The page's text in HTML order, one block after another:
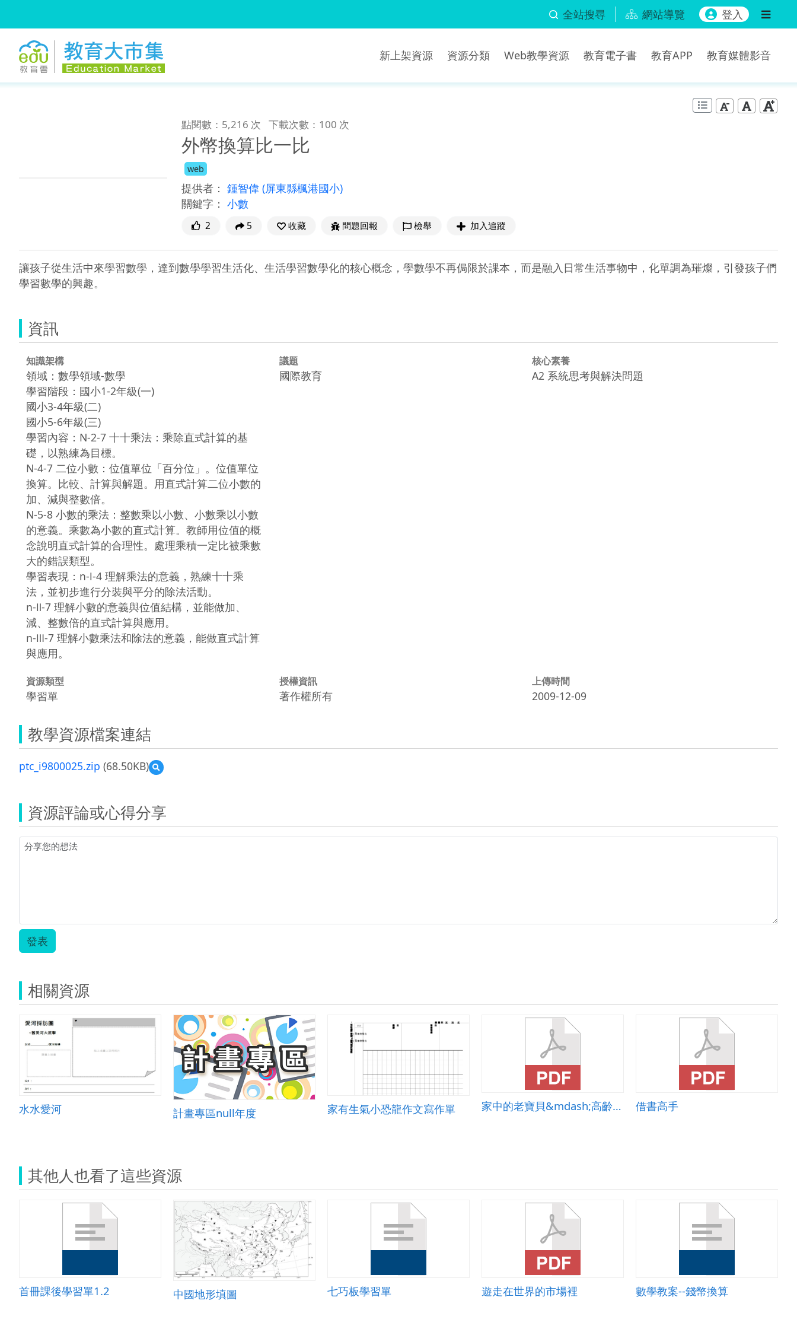
全站搜尋 網站導覽 登入
新上架資源 資源分類 Web教學資源 教育電子書 教育APP 教育媒體影音
點閱數：5,216 次 下載次數：100 次
外幣換算比一比
web
提供者： 鍾智偉 (屏東縣楓港國小)
關鍵字： 小數
2 5 收藏 問題回報 檢舉 加入追蹤
讓孩子從生活中來學習數學，達到數學學習生活化、生活學習數學化的核心概念，學數學不再侷限於課本，而是融入日常生活事物中，化單調為璀燦，引發孩子們
學習數學的興趣。
資訊
知識架構
領域：數學領域-數學
學習階段：國小1-2年級(一)
國小3-4年級(二)
國小5-6年級(三)
學習內容：N-2-7 十十乘法：乘除直式計算的基
礎，以熟練為目標。
N-4-7 二位小數：位值單位「百分位」。位值單位
換算。比較、計算與解題。用直式計算二位小數的
加、減與整數倍。
N-5-8 小數的乘法：整數乘以小數、小數乘以小數
的意義。乘數為小數的直式計算。教師用位值的概
念說明直式計算的合理性。處理乘積一定比被乘數
大的錯誤類型。
學習表現：n-Ⅰ-4 理解乘法的意義，熟練十十乘
法，並初步進行分裝與平分的除法活動。
n-Ⅱ-7 理解小數的意義與位值結構，並能做加、
減、整數倍的直式計算與應用。
n-Ⅲ-7 理解小數乘法和除法的意義，能做直式計算
與應用。
議題
國際教育
核心素養
A2 系統思考與解決問題
資源類型
學習單
授權資訊
著作權所有
上傳時間
2009-12-09
教學資源檔案連結
ptc_i9800025.zip (68.50KB)
預
覽
資源評論或心得分享
發表
相關資源
水水愛河 計畫專區null年度 家有生氣小恐龍作文寫作單 家中的老寶貝&mdash;高齡者行的安全 借書高手
其他人也看了這些資源
首冊課後學習單1.2 中國地形填圖 七巧板學習單 遊走在世界的市場裡 數學教案--錢幣換算